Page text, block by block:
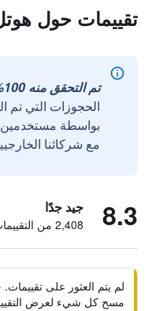
تقييمات حول
تم التحقق منه 100%
الحجوزات التي تم
مع شركائنا
8.3 جيد جدًا
2,408 من التقييمات تم التحقق منها
لم يتم العثور على
مسح كل شيء لعرض